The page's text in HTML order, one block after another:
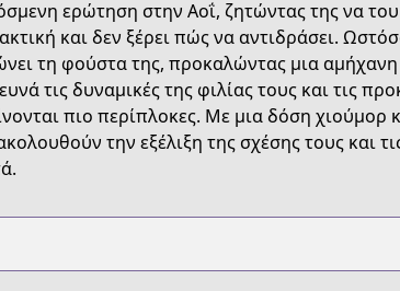
tomodachi-wa-tanomeba-igaito-
ερώτηση στην Αοΐ, ζητώντας της να
και δεν ξέρει πώς να αντιδράσει.
τη φούστα της, προκαλώντας μια
τις δυναμικές της φιλίας τους και τις
πιο περίπλοκες. Με μια δόση χιούμορ
την εξέλιξη της σχέσης τους και